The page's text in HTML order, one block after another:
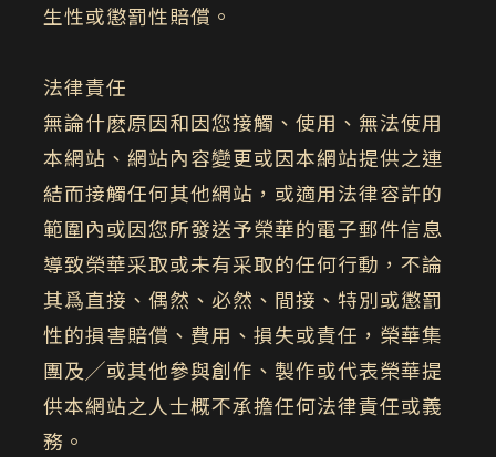
生性或懲罰性賠償。
法律責任
無論什麽原因和因您接觸、使用、無法使用
本網站、網站內容變更或因本網站提供之連
結而接觸任何其他網站，或適用法律容許的
範圍內或因您所發送予榮華的電子郵件信息
導致榮華采取或未有采取的任何行動，不論
其爲直接、偶然、必然、間接、特別或懲罰
性的損害賠償、費用、損失或責任，榮華集
團及╱或其他參與創作、製作或代表榮華提
供本網站之人士概不承擔任何法律責任或義
務。